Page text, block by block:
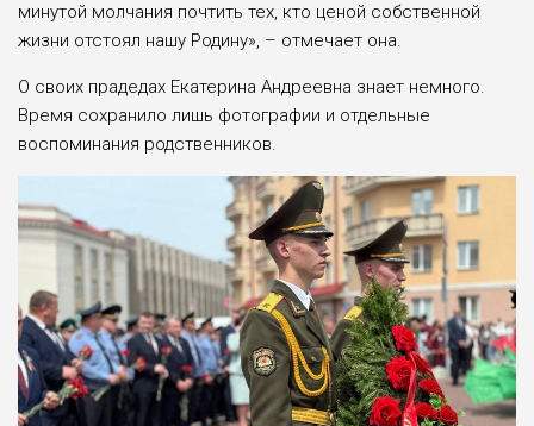
минутой молчания почтить тех, кто ценой собственной
жизни отстоял нашу Родину», – отмечает она.
О своих прадедах Екатерина Андреевна знает немного.
Время сохранило лишь фотографии и отдельные
воспоминания родственников.